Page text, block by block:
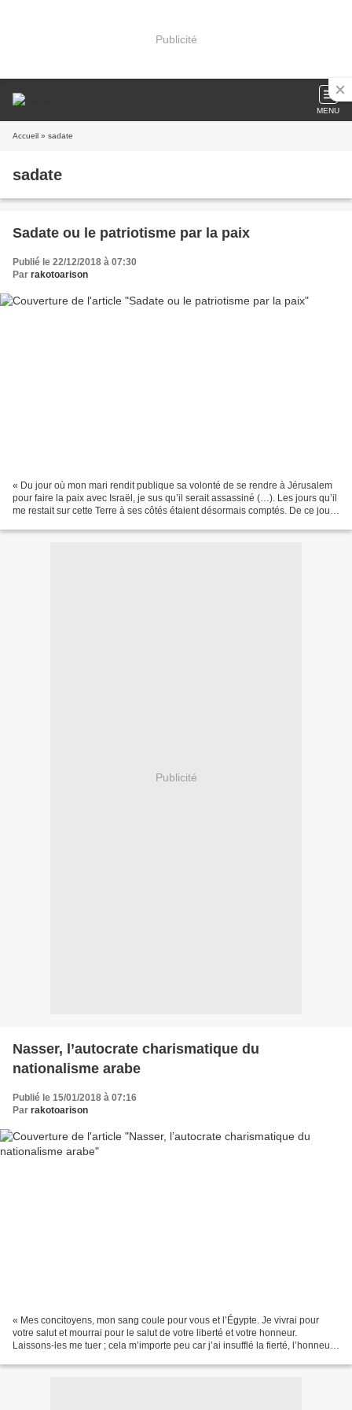
Publicité
MENU
Accueil » sadate
sadate
Sadate ou le patriotisme par la paix
Publié le 22/12/2018 à 07:30
Par rakotoarison
« Du jour où mon mari rendit publique sa volonté de se rendre à Jérusalem
pour faire la paix avec Israël, je sus qu’il serait assassiné (…). Les jours qu’il
me restait sur cette Terre à ses côtés étaient désormais comptés. De ce jour
Publicité
Nasser, l’autocrate charismatique du
nationalisme arabe
Publié le 15/01/2018 à 07:16
Par rakotoarison
« Mes concitoyens, mon sang coule pour vous et l’Égypte. Je vivrai pour
votre salut et mourrai pour le salut de votre liberté et votre honneur.
Laissons-les me tuer ; cela m’importe peu car j’ai insufflé la fierté, l’honneur